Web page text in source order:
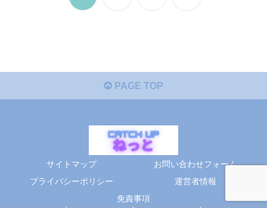
PAGE TOP
サイトマップ
お問い合わせフォーム
プライバシーポリシー
運営者情報
免責事項